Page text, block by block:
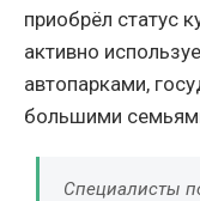
приобрёл статус
активно
автопарками,
большими
Специалисты